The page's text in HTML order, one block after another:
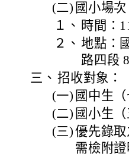
(二) 國小場次
１、 時間：
２、 地點：
路四段
三、 招收對象：
(一) 國中生
(二) 國小生
(三)優先錄
需檢附